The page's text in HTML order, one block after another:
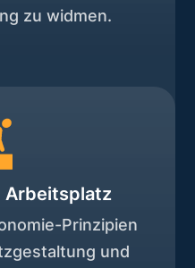
zu widmen.
Arbeitsplatz
Prinzipien
und